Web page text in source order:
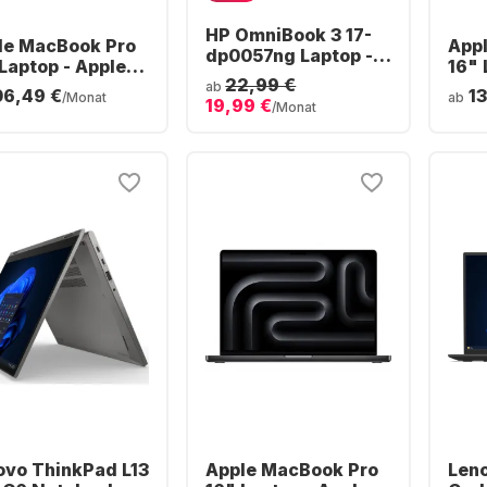
MacBook Pro
- Apple
- 24 GB - 1 TB
- Apple 16-Core
€/Monat
HP OmniBook 3 17-
dp0057ng Laptop -
AMD Ryzen™ 5 40 -
16 GB - 512 GB SSD -
AMD Radeon® Grafik
ab 22,99 €
19,99 €/Monat
16"
M5
ab
ThinkPad L13
Apple MacBook Pro